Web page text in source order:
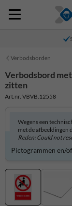
Verbodsborden
Verbodsbord
zitten
Art.nr. VBVB.12558
Wegens een
met de afbeeldingen
Reden: Could not
Verbodsbord zelf
Pictogrammen en/